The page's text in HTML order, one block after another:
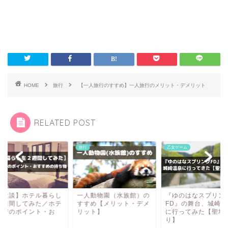
HOME 旅行 【一人旅行のすすめ】一人旅行のメリット・デメリット
RELATED POST
験談】ホテル暮らし
週間してみた／ホテ
びのポイント・お
旅行
一人動物園（水族館）の
すすめ【メリット・デメ
リット】
乙女ゲーム
『ゆのはなスプリン
FD』の舞台、城崎
に行ってみた【聖地
り】